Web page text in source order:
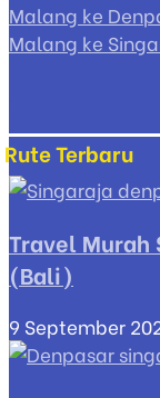
Malang ke
Malang ke
Rute Terbaru
Travel Murah
(Bali)
9 September